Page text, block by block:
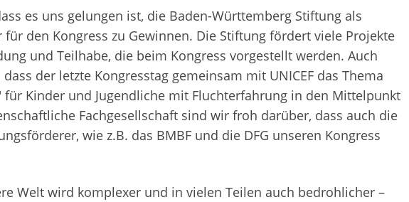
es uns gelungen ist, die Baden-Württemberg Stiftung als
den Kongress zu Gewinnen. Die Stiftung fördert viele Projekte
und Teilhabe, die beim Kongress vorgestellt werden. Auch
der letzte Kongresstag gemeinsam mit UNICEF das Thema
für Kinder und Jugendliche mit Fluchterfahrung in den Mittelpunkt
Fachgesellschaft sind wir froh darüber, dass auch die
wie z.B. das BMBF und die DFG unseren Kongress
Welt wird komplexer und in vielen Teilen auch bedrohlicher –